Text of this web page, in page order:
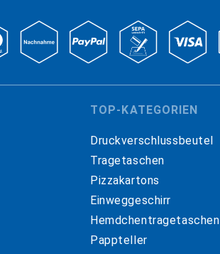
TOP-KATEGORIEN
Druckverschlussbeutel
Tragetaschen
Pizzakartons
Einweggeschirr
Hemdchentragetaschen
Pappteller